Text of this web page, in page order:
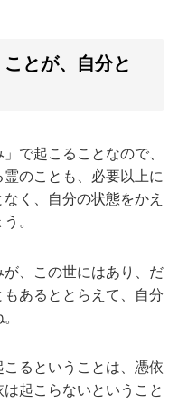
とが、自分と
で起こることなので、
のことも、必要以上に
く、自分の状態をかえ
。
、この世にはあり、だ
あるととらえて、自分
るということは、憑依
起こらないということ